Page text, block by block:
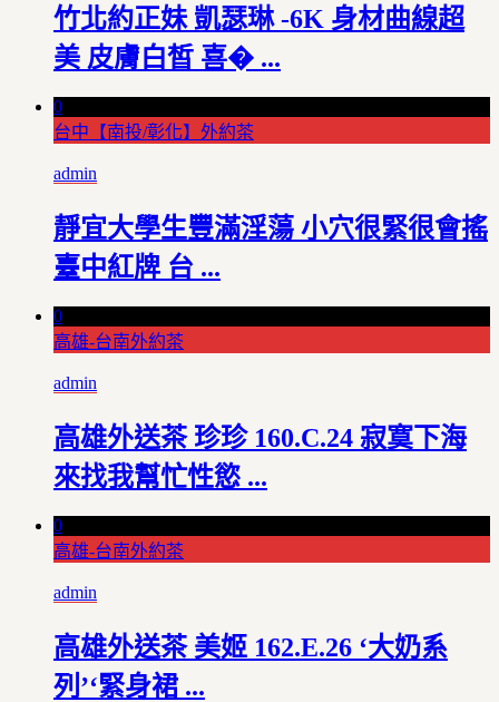
竹北約正妹 凱瑟琳 -6K 身材曲線超
美 皮膚白皙 喜� ...
0
台中【南投/彰化】外約茶
admin
靜宜大學生豐滿淫蕩 小穴很緊很會搖
臺中紅牌 台 ...
0
高雄-台南外約茶
admin
高雄外送茶 珍珍 160.C.24 寂寞下海
來找我幫忙性慾 ...
0
高雄-台南外約茶
admin
高雄外送茶 美姬 162.E.26 ‘大奶系
列’‘緊身裙 ...